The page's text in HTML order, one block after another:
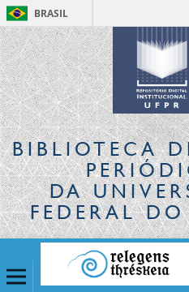
BRASIL
BIBLIOTECA
DA
FEDERAL